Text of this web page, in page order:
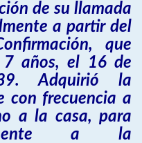
de su llamada
a partir del
que
años, el 16 de
Adquirió la
con frecuencia a
a la casa, para
a la